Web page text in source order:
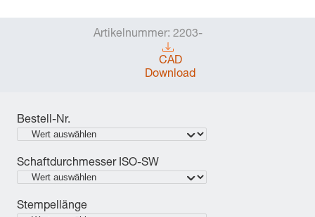
Artikelnummer: 2203-
CAD
Download
Bestell-Nr.
Schaftdurchmesser ISO-SW
Stempellänge